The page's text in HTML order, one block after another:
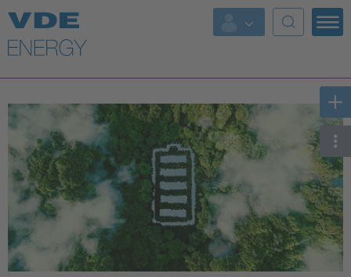
Top Themen
Fokusthemen
AI & Digital Trust
Health
Mobility